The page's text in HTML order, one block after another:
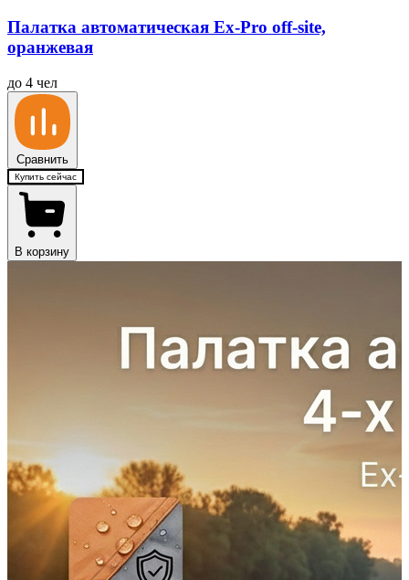
Палатка автоматическая Ex-Pro off-site,
оранжевая
до 4 чел
Сравнить
Купить сейчас
В корзину